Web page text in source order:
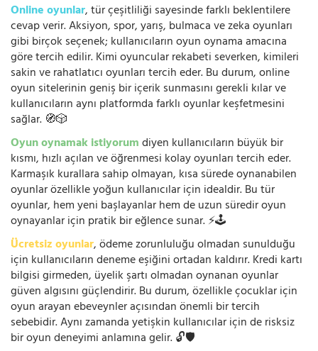
Online oyunlar, tür çeşitliliği sayesinde farklı beklentilere
cevap verir. Aksiyon, spor, yarış, bulmaca ve zeka oyunları
gibi birçok seçenek; kullanıcıların oyun oynama amacına
göre tercih edilir. Kimi oyuncular rekabeti severken, kimileri
sakin ve rahatlatıcı oyunları tercih eder. Bu durum, online
oyun sitelerinin geniş bir içerik sunmasını gerekli kılar ve
kullanıcıların aynı platformda farklı oyunlar keşfetmesini
sağlar. 🧭🎲
Oyun oynamak istiyorumdiyen kullanıcıların büyük bir
kısmı, hızlı açılan ve öğrenmesi kolay oyunları tercih eder.
Karmaşık kurallara sahip olmayan, kısa sürede oynanabilen
oyunlar özellikle yoğun kullanıcılar için idealdir. Bu tür
oyunlar, hem yeni başlayanlar hem de uzun süredir oyun
oynayanlar için pratik bir eğlence sunar. ⚡🕹️
Ücretsiz oyunlar, ödeme zorunluluğu olmadan sunulduğu
için kullanıcıların deneme eşiğini ortadan kaldırır. Kredi kartı
bilgisi girmeden, üyelik şartı olmadan oynanan oyunlar
güven algısını güçlendirir. Bu durum, özellikle çocuklar için
oyun arayan ebeveynler açısından önemli bir tercih
sebebidir. Aynı zamanda yetişkin kullanıcılar için de risksiz
bir oyun deneyimi anlamına gelir. 🔓🛡️